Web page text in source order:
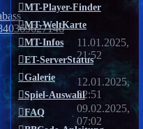
11.01.2025,
21:52
12.01.2025,
22:51
09.02.2025,
07:02
MT-Player-Finder
MT-WeltKarte
MT-Infos
ET-ServerStatus
Galerie
Spiel-Auswahl
FAQ